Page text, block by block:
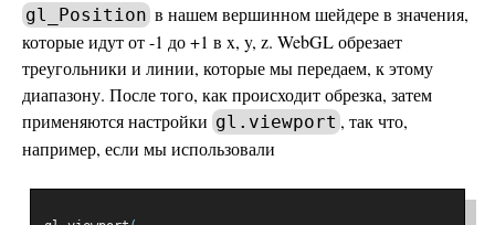
gl_Position в нашем вершинном шейдере в значения,
которые идут от -1 до +1 в x, y, z. WebGL обрезает
треугольники и линии, которые мы передаем, к этому
диапазону. После того, как происходит обрезка, затем
применяются настройки gl.viewport , так что,
например, если мы использовали